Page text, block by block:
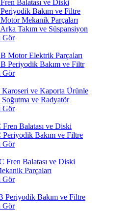
Balatası ve Diski
Bakım ve Filtre
Mekanik Parçaları
Takım ve Süspansiyon
Gör
Motor Elektrik Parçaları
Periyodik Bakım ve Filtr
Gör
Karoseri ve Kaporta Ürünle
ve Radyatör
Gör
Fren Balatası ve Diski
Periyodik Bakım ve Filtre
Gör
Fren Balatası ve Diski
Parçaları
Gör
Periyodik Bakım ve Filtre
Gör